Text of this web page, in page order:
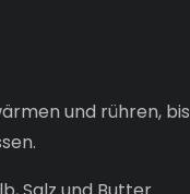
und rühren, bis